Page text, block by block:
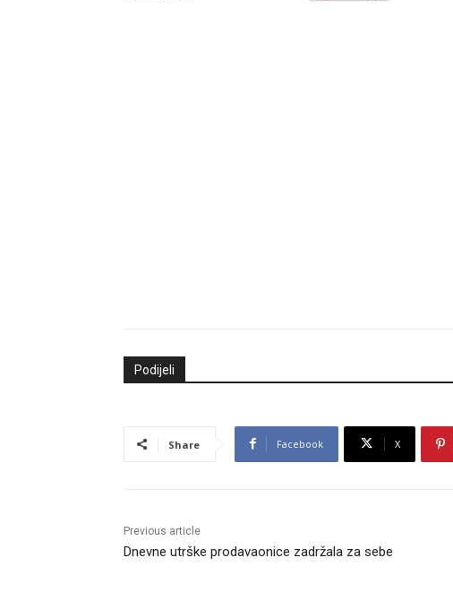
Podijeli
Share Facebook X
Previous article
Dnevne utrške prodavaonice zadržala za sebe